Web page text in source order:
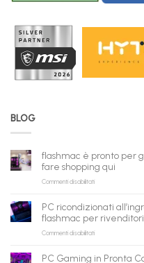
BLOG
flashmac è pronto per
fare shopping qui
Commenti disabilitatisu
pronto
per
gli
AI:
PC ricondizionati
flashmac per rivenditori
Commenti disabilitatisu
ricondizionati
PC Gaming in Pronta